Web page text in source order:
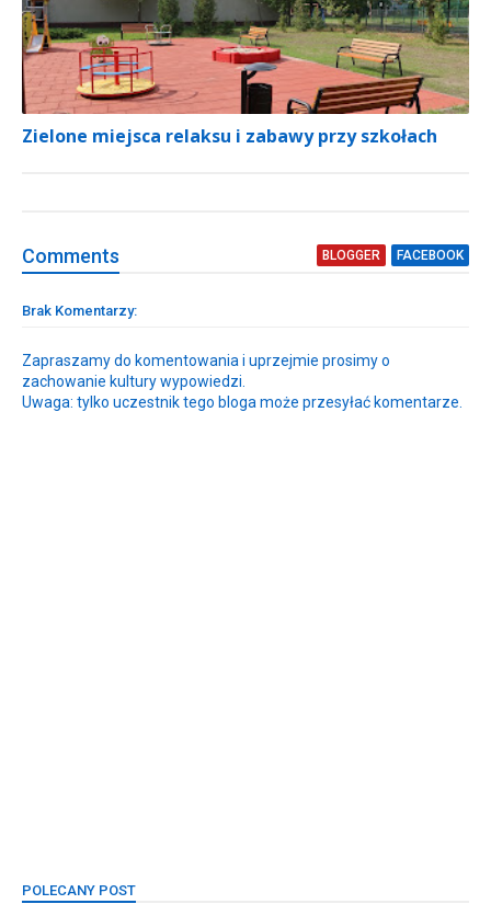
Zielone miejsca relaksu i zabawy przy szkołach
Comments BLOGGER FACEBOOK
Brak Komentarzy:
Zapraszamy do komentowania i uprzejmie prosimy o
zachowanie kultury wypowiedzi.
Uwaga: tylko uczestnik tego bloga może przesyłać komentarze.
POLECANY POST